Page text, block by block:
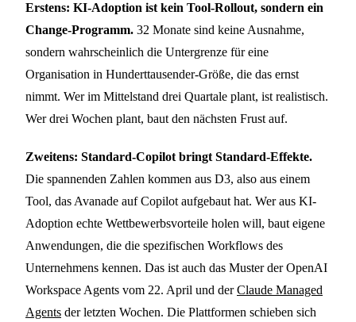
Erstens: KI-Adoption ist kein Tool-Rollout, sondern ein
Change-Programm. 32 Monate sind keine Ausnahme,
sondern wahrscheinlich die Untergrenze für eine
Organisation in Hunderttausender-Größe, die das ernst
nimmt. Wer im Mittelstand drei Quartale plant, ist realistisch.
Wer drei Wochen plant, baut den nächsten Frust auf.
Zweitens: Standard-Copilot bringt Standard-Effekte.
Die spannenden Zahlen kommen aus D3, also aus einem
Tool, das Avanade auf Copilot aufgebaut hat. Wer aus KI-
Adoption echte Wettbewerbsvorteile holen will, baut eigene
Anwendungen, die die spezifischen Workflows des
Unternehmens kennen. Das ist auch das Muster der OpenAI
Workspace Agents vom 22. April und derClaude Managed
Agents der letzten Wochen. Die Plattformen schieben sich